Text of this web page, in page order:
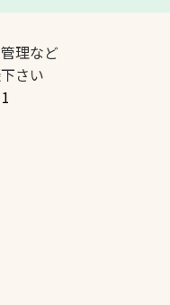
理など
さい